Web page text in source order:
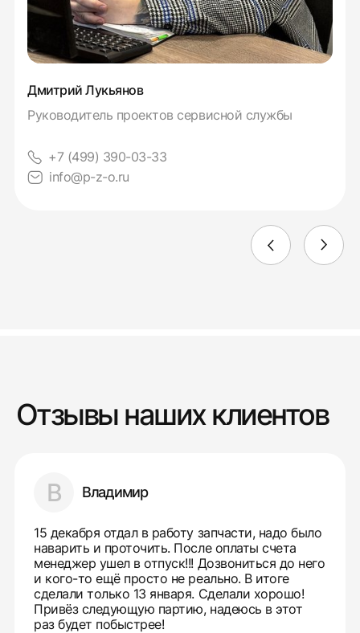
Дмитрий Лукьянов
Руководитель проектов сервисной службы
+7 (499) 390-03-33
info@p-z-o.ru
Отзывы наших клиентов
В Владимир
15 декабря отдал в работу запчасти, надо было
наварить и проточить. После оплаты счета
менеджер ушел в отпуск!!! Дозвониться до него
и кого-то ещё просто не реально. В итоге
сделали только 13 января. Сделали хорошо!
Привёз следующую партию, надеюсь в этот
раз будет побыстрее!